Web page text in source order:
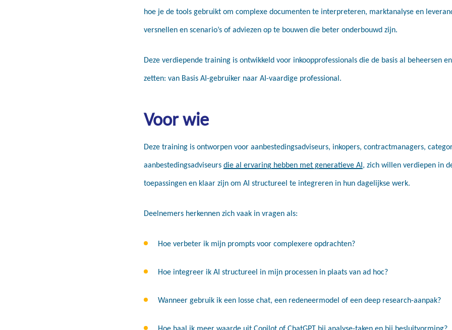
hoe je de tools gebruikt om complexe documenten te interpreteren, marktanalyse en
versnellen en scenario’s of adviezen op te bouwen die beter onderbouwd zijn.
Deze verdiepende training is ontwikkeld voor inkoopprofessionals die de basis al beheersen
zetten: van Basis AI-gebruiker naar AI-vaardige professional.
Voor wie
Deze training is ontworpen voor aanbestedingsadviseurs, inkopers, contractmanagers,
aanbestedingsadviseurs die al ervaring hebben met generatieve AI, zich willen verdiepen in
toepassingen en klaar zijn om AI structureel te integreren in hun dagelijkse werk.
Deelnemers herkennen zich vaak in vragen als:
Hoe verbeter ik mijn prompts voor complexere opdrachten?
Hoe integreer ik AI structureel in mijn processen in plaats van ad hoc?
Wanneer gebruik ik een losse chat, een redeneermodel of een deep research-aanpak?